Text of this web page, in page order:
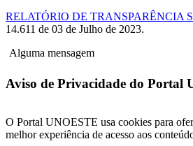
RELATÓRIO DE TRANSPARÊNCIA
14.611 de 03 de Julho de 2023.
Alguma mensagem
Aviso de Privacidade do Portal
O Portal UNOESTE usa cookies para
melhor experiência de acesso aos